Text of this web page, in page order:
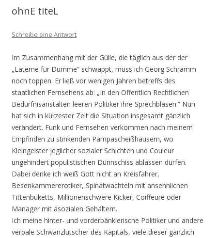
ohnE titeL
Schreibe eine Antwort
Im Zusammenhang mit der Gülle, die täglich aus der der
„Laterne für Dumme“ schwappt, muss ich Georg Schramm
noch toppen. Er ließ vor wenigen Jahren betreffs des
staatlichen Fernsehens ab: „In den Öffentlich Rechtlichen
Bedürfnisanstalten leeren Politiker ihre Sprechblasen.“ Nun
hat sich in kürzester Zeit die Situation insgesamt gänzlich
verändert. Funk und Fernsehen verkommen nach meinem
Empfinden zu stinkenden Pampascheißhäusern, wo
Kleingeister jeglicher sozialer Schichten und Couleur
ungehindert populistischen Dünnschiss ablassen dürfen.
Dabei denke ich weiß Gott nicht an Kreisfahrer,
Besenkammererotiker, Spinatwachteln mit ansehnlichen
Tittenbuketts, Millionenschwere Kicker, Coiffeure oder
Manager mit asozialen Gehältern.
Ich meine hinter- und vorderbänklerische Politiker und andere
verbale Schwanzlutscher des Kapitals, viele dieser gänzlich